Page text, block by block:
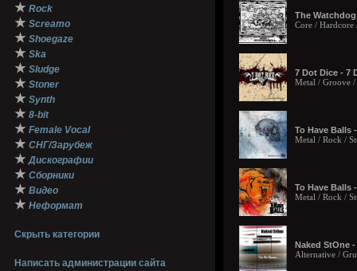
★ Rock
★ Screamo
★ Shoegaze
★ Ska
★ Sludge
★ Stoner
★ Synth
★ 8-bit
★ Female Vocal
★ СНГ/Зарубеж
★ Дискографии
★ Сборники
★ Видео
★ Неформат
Скрыть категории
Написать администрации сайта
The
Core / Hardcore
7 Dot Dice - 7
Metal / Groove
To Have Balls
Metal / Rock /
To Have Balls
Metal / Rock /
Naked StOne
Alternative /